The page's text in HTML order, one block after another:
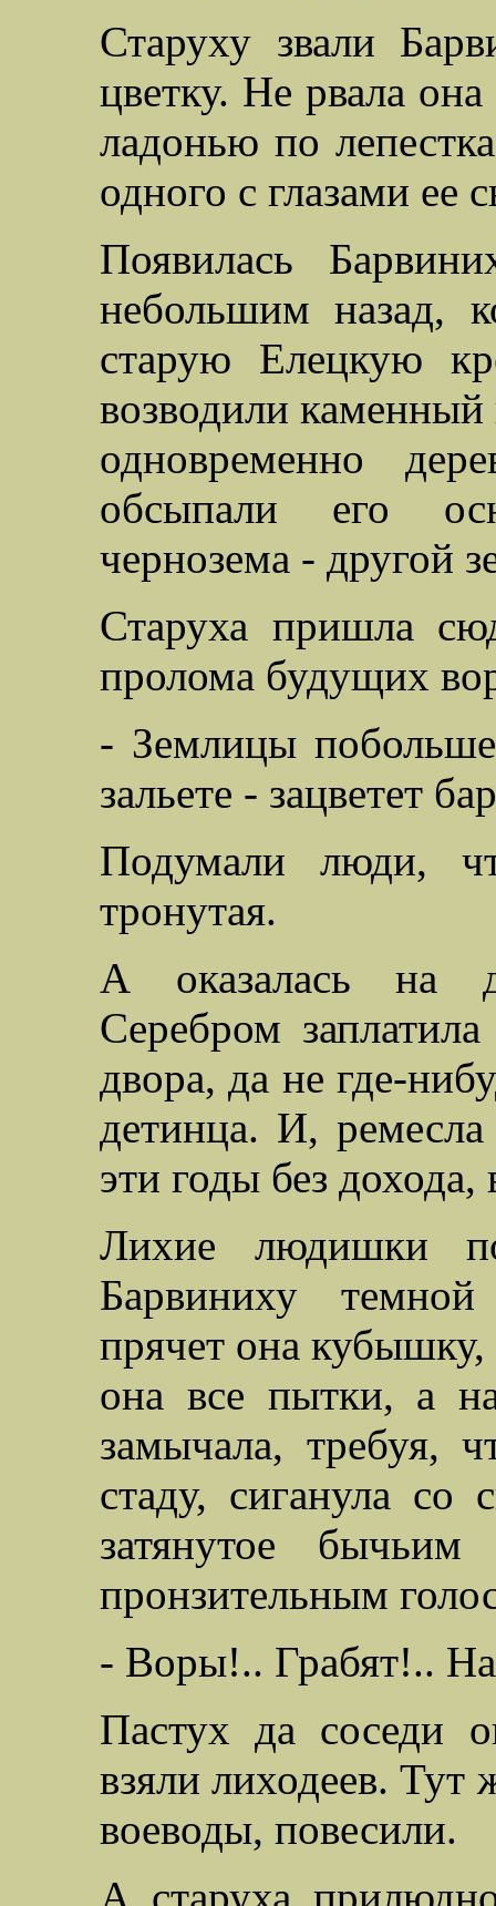
Старуху звали
цветку. Не рвала
ладонью по
одного с глазами
Появилась
небольшим назад,
старую Елецкую
возводили каменный
одновременно
обсыпали его
чернозема - другой
Старуха пришла
пролома будущих
- Землицы
зальете - зацветет
Подумали люди,
тронутая.
А оказалась на
Серебром
двора, да не где-
детинца. И,
эти годы без
Лихие людишки
Барвиниху
прячет она кубышку,
она все пытки, а
замычала, требуя,
стаду, сиганула
затянутое
пронзительным
- Воры!.. Грабят!..
Пастух да соседи
взяли лиходеев. Тут
воеводы, повесили.